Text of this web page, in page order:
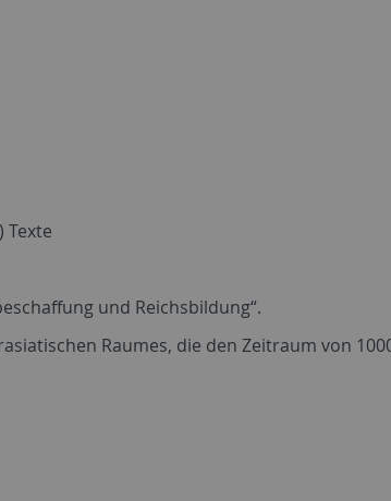
Texte
und Reichsbildung“.
Raumes, die den Zeitraum von